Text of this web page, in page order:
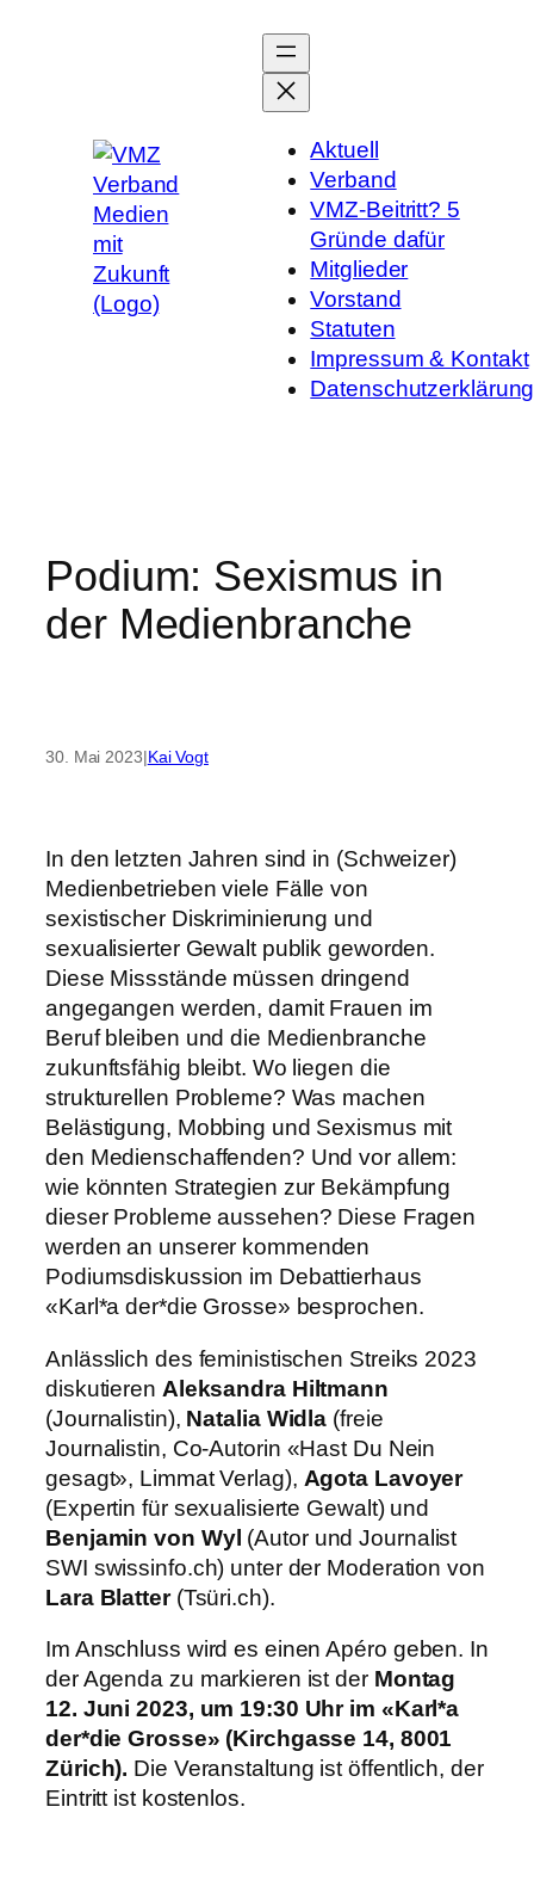
Aktuell
Verband
VMZ-Beitritt? 5
Gründe dafür
Mitglieder
Vorstand
Statuten
Impressum & Kontakt
Datenschutzerklärung
Podium: Sexismus in
der Medienbranche
30. Mai 2023|Kai Vogt
In den letzten Jahren sind in (Schweizer)
Medienbetrieben viele Fälle von
sexistischer Diskriminierung und
sexualisierter Gewalt publik geworden.
Diese Missstände müssen dringend
angegangen werden, damit Frauen im
Beruf bleiben und die Medienbranche
zukunftsfähig bleibt. Wo liegen die
strukturellen Probleme? Was machen
Belästigung, Mobbing und Sexismus mit
den Medienschaffenden? Und vor allem:
wie könnten Strategien zur Bekämpfung
dieser Probleme aussehen? Diese Fragen
werden an unserer kommenden
Podiumsdiskussion im Debattierhaus
«Karl*a der*die Grosse» besprochen.
Anlässlich des feministischen Streiks 2023
diskutieren Aleksandra Hiltmann
(Journalistin), Natalia Widla (freie
Journalistin, Co-Autorin «Hast Du Nein
gesagt», Limmat Verlag), Agota Lavoyer
(Expertin für sexualisierte Gewalt) und
Benjamin von Wyl (Autor und Journalist
SWI swissinfo.ch) unter der Moderation von
Lara Blatter(Tsüri.ch).
Im Anschluss wird es einen Apéro geben. In
der Agenda zu markieren ist der Montag
12. Juni 2023, um 19:30 Uhr im «Karl*a
der*die Grosse» (Kirchgasse 14, 8001
Zürich). Die Veranstaltung ist öffentlich, der
Eintritt ist kostenlos.